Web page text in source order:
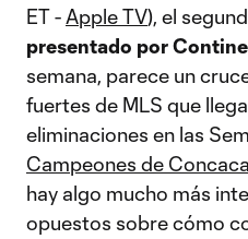
ET - Apple TV), el
presentado por
semana, parece un
fuertes de MLS que
eliminaciones en las
Campeones de
hay algo mucho más
opuestos sobre cómo